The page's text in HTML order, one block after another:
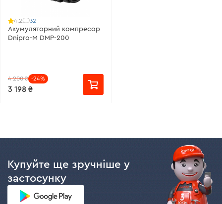
4.2 32
Акумуляторний компресор
Dnipro-M DMP-200
4 200 ₴ -24%
3 198 ₴
Купуйте ще зручніше у
застосунку